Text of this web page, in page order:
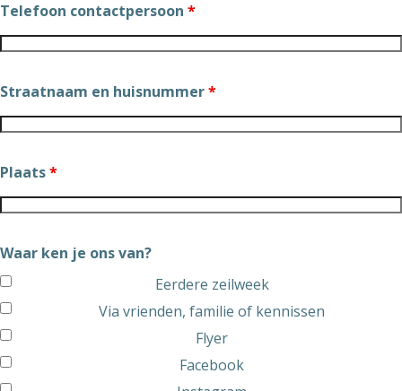
Telefoon contactpersoon *
Straatnaam en huisnummer*
Plaats*
Waar ken je ons van?
Eerdere zeilweek
Via vrienden, familie of kennissen
Flyer
Facebook